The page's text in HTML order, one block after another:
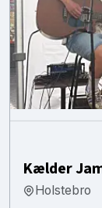
Kælder
Holstebro